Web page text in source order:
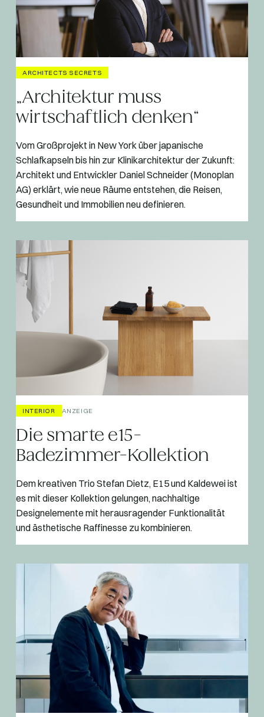
ARCHITECTS SECRETS
„Architektur muss
wirtschaftlich denken“
Vom Großprojekt in New York über japanische
Schlafkapseln bis hin zur Klinikarchitektur der Zukunft:
Architekt und Entwickler Daniel Schneider (Monoplan
AG) erklärt, wie neue Räume entstehen, die Reisen,
Gesundheit und Immobilien neu definieren.
INTERIOR ANZEIGE
Die smarte e15-
Badezimmer-Kollektion
Dem kreativen Trio Stefan Dietz, E15 und Kaldewei ist
es mit dieser Kollektion gelungen, nachhaltige
Designelemente mit herausragender Funktionalität
und ästhetische Raffinesse zu kombinieren.